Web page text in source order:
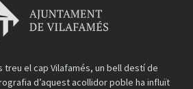
el cap Vilafamés, un bell destí de
d’aquest acollidor poble ha influït